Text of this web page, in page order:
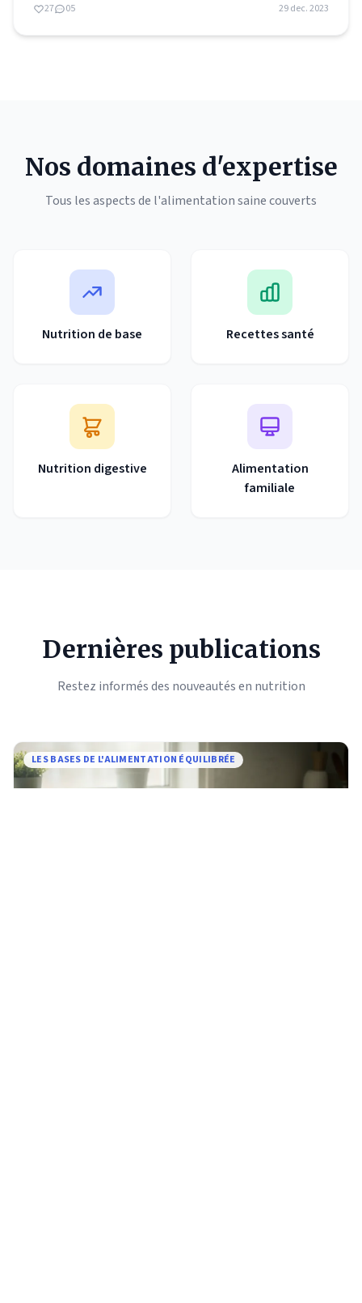
27 05 29 dec. 2023
Nos domaines d'expertise
Tous les aspects de l'alimentation saine couverts
Nutrition de base Recettes santé
Nutrition digestive
Alimentation
familiale
Dernières publications
Restez informés des nouveautés en nutrition
LES BASES DE L'ALIMENTATION ÉQUILIBRÉE